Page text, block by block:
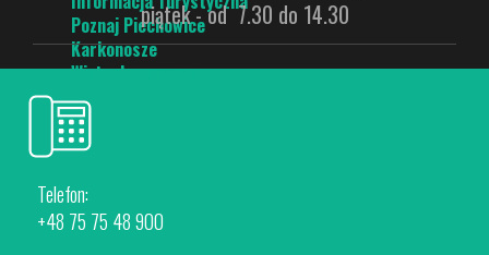
Poznaj Piechowice
Karkonosze
Wirtualny spacer
piątek - od 7.30 do 14.30
Telefon:
+48 75 75 48 900